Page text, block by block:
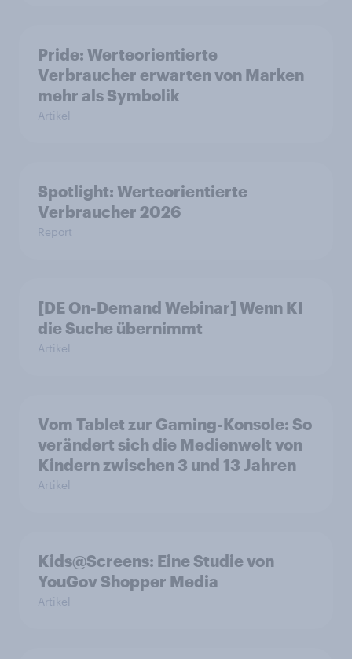
Pride: Werteorientierte
Verbraucher erwarten von Marken
mehr als Symbolik
Artikel
Spotlight: Werteorientierte
Verbraucher 2026
Report
[DE On-Demand Webinar] Wenn KI
die Suche übernimmt
Artikel
Vom Tablet zur Gaming-Konsole: So
verändert sich die Medienwelt von
Kindern zwischen 3 und 13 Jahren
Artikel
Kids@Screens: Eine Studie von
YouGov Shopper Media
Artikel